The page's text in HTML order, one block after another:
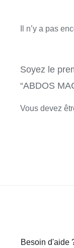
Il n’y a pas
Soyez le
“ABDOS
Vous devez
Besoin d'aide